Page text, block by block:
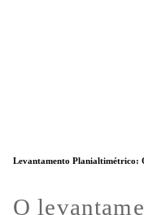
Levantamento Planialtimétrico:
O